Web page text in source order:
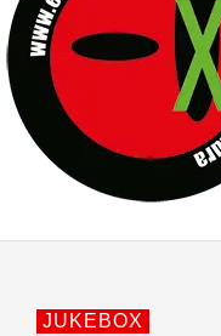
JOFRE BARDAGÍ
YORCH
MAGALÍ
JUKEBOX